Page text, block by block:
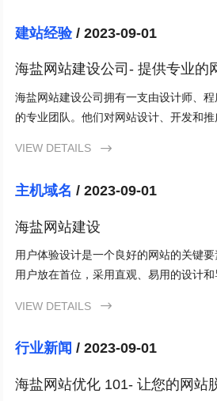
建站经验 / 2023-09-01
海盐网站建设公司- 提供专业的
海盐网站建设公司拥有一支由设计师、
的专业团队。他们对网站设计、开发和推
VIEW DETAILS 
主机域名 / 2023-09-01
海盐网站建设
用户体验设计是一个良好的网站的关键
用户放在首位，采用直观、易用的设计和
VIEW DETAILS

行业新闻 / 2023-09-01
海盐网站优化 101- 让您的网站